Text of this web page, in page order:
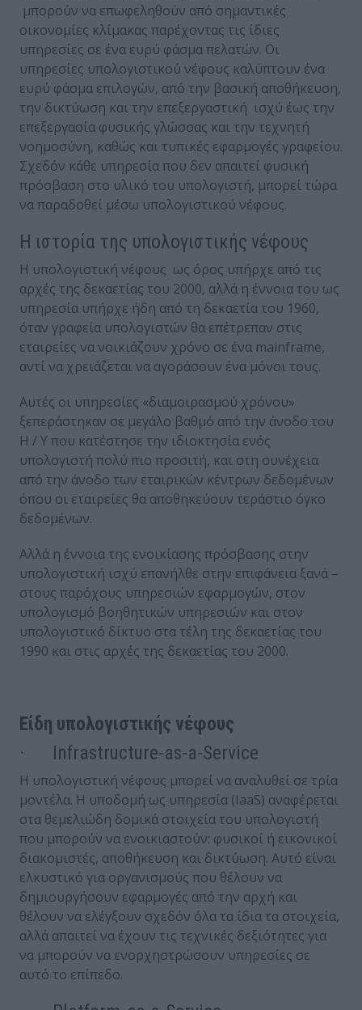
μπορούν να επωφεληθούν από σημαντικές
οικονομίες κλίμακας παρέχοντας τις ίδιες
υπηρεσίες σε ένα ευρύ φάσμα πελατών. Οι
υπηρεσίες υπολογιστικού νέφους καλύπτουν ένα
ευρύ φάσμα επιλογών, από την βασική αποθήκευση,
την δικτύωση και την επεξεργαστική ισχύ έως την
επεξεργασία φυσικής γλώσσας και την τεχνητή
νοημοσύνη, καθώς και τυπικές εφαρμογές γραφείου.
Σχεδόν κάθε υπηρεσία που δεν απαιτεί φυσική
πρόσβαση στο υλικό του υπολογιστή, μπορεί τώρα
να παραδοθεί μέσω υπολογιστικού νέφους.
Η ιστορία της υπολογιστικής νέφους
Η υπολογιστική νέφους ως όρος υπήρχε από τις
αρχές της δεκαετίας του 2000, αλλά η έννοια του ως
υπηρεσία υπήρχε ήδη από τη δεκαετία του 1960,
όταν γραφεία υπολογιστών θα επέτρεπαν στις
εταιρείες να νοικιάζουν χρόνο σε ένα mainframe,
αντί να χρειάζεται να αγοράσουν ένα μόνοι τους.
Αυτές οι υπηρεσίες «διαμοιρασμού χρόνου»
ξεπεράστηκαν σε μεγάλο βαθμό από την άνοδο του
Η / Υ που κατέστησε την ιδιοκτησία ενός
υπολογιστή πολύ πιο προσιτή, και στη συνέχεια
από την άνοδο των εταιρικών κέντρων δεδομένων
όπου οι εταιρείες θα αποθηκεύουν τεράστιο όγκο
δεδομένων.
Αλλά η έννοια της ενοικίασης πρόσβασης στην
υπολογιστική ισχύ επανήλθε στην επιφάνεια ξανά –
στους παρόχους υπηρεσιών εφαρμογών, στον
υπολογισμό βοηθητικών υπηρεσιών και στον
υπολογιστικό δίκτυο στα τέλη της δεκαετίας του
1990 και στις αρχές της δεκαετίας του 2000.
Είδη υπολογιστικής νέφους
· Infrastructure-as-a-Service
Η υπολογιστική νέφους μπορεί να αναλυθεί σε τρία
μοντέλα. Η υποδομή ως υπηρεσία (IaaS) αναφέρεται
στα θεμελιώδη δομικά στοιχεία του υπολογιστή
που μπορούν να ενοικιαστούν: φυσικοί ή εικονικοί
διακομιστές, αποθήκευση και δικτύωση. Αυτό είναι
ελκυστικό για οργανισμούς που θέλουν να
δημιουργήσουν εφαρμογές από την αρχή και
θέλουν να ελέγξουν σχεδόν όλα τα ίδια τα στοιχεία,
αλλά απαιτεί να έχουν τις τεχνικές δεξιότητες για
να μπορούν να ενορχηστρώσουν υπηρεσίες σε
αυτό το επίπεδο.